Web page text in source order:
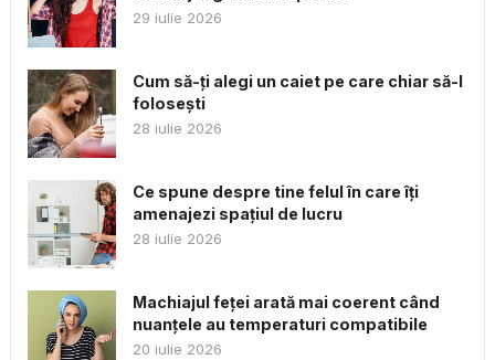
29 iulie 2026
Cum să-ți alegi un caiet pe care chiar să-l
folosești
28 iulie 2026
Ce spune despre tine felul în care îți
amenajezi spațiul de lucru
28 iulie 2026
Machiajul feței arată mai coerent când
nuanțele au temperaturi compatibile
20 iulie 2026